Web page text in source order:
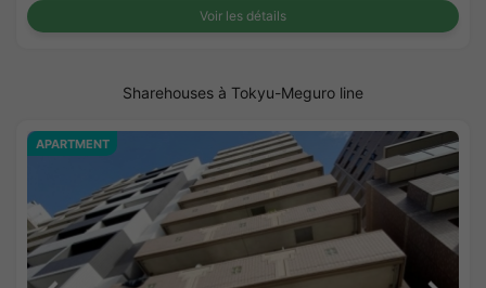
Voir les détails
Sharehouses à Tokyu-Meguro line
APARTMENT